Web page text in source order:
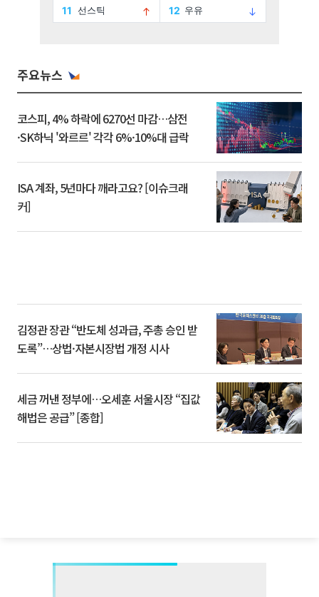
주요뉴스
코스피, 4% 하락에 6270선 마감…삼전
·SK하닉 '와르르' 각각 6%·10%대 급락
ISA 계좌, 5년마다 깨라고요? [이슈크래
커]
김정관 장관 “반도체 성과급, 주총 승인 받
도록”…상법·자본시장법 개정 시사
세금 꺼낸 정부에…오세훈 서울시장 “집값
해법은 공급” [종합]